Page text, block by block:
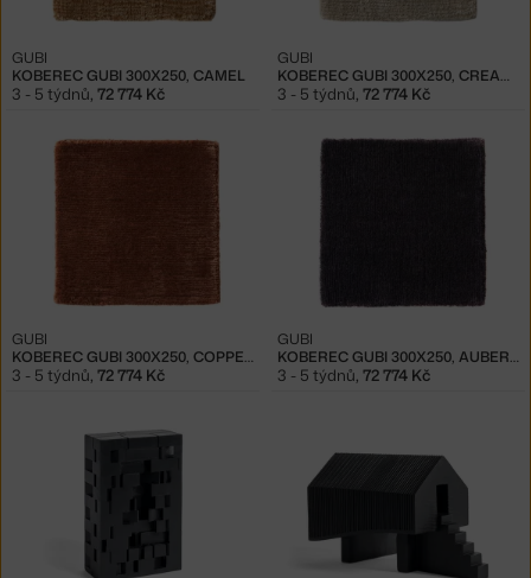
KOBEREC GUBI 300X250, CAMEL
GUBI
3 - 5 týdnů, 72 774 Kč
KOBEREC GUBI 300X250, CREAMY PEARL
GUBI
3 - 5 týdnů, 72 774 Kč
KOBEREC GUBI 300X250, COPPER
GUBI
3 - 5 týdnů, 72 774 Kč
KOBEREC GUBI 300X250, AUBERGINE
GUBI
3 - 5 týdnů, 72 774 Kč